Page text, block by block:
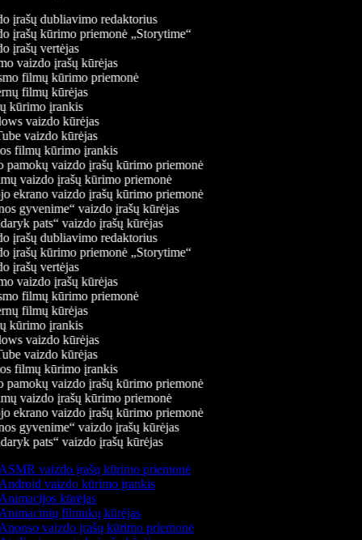
įrašų dubliavimo redaktorius
įrašų kūrimo priemonė „Storytime“
įrašų vertėjas
vaizdo įrašų kūrėjas
filmų kūrimo priemonė
filmų kūrėjas
kūrimo įrankis
vaizdo kūrėjas
vaizdo kūrėjas
filmų kūrimo įrankis
vaizdo įrašų kūrimo priemonė
vaizdo įrašų kūrimo priemonė
ekrano vaizdo įrašų kūrimo priemonė
gyvenime“ vaizdo įrašų kūrėjas
pats“ vaizdo įrašų kūrėjas
įrašų dubliavimo redaktorius
įrašų kūrimo priemonė „Storytime“
įrašų vertėjas
vaizdo įrašų kūrėjas
filmų kūrimo priemonė
filmų kūrėjas
kūrimo įrankis
vaizdo kūrėjas
vaizdo kūrėjas
filmų kūrimo įrankis
vaizdo įrašų kūrimo priemonė
vaizdo įrašų kūrimo priemonė
ekrano vaizdo įrašų kūrimo priemonė
gyvenime“ vaizdo įrašų kūrėjas
pats“ vaizdo įrašų kūrėjas
vaizdo įrašų kūrimo priemonė
vaizdo kūrimo įrankis
kūrėjas
filmukų kūrėjas
vaizdo įrašų kūrimo priemonė